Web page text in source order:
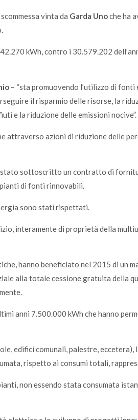
vinta da Garda Unoche ha
kWh, contro i 30.579.202
– “sta promuovendo l’utilizzo di
il risparmio delle risorse, la
e la riduzione delle emissioni nocive”.
attraverso azioni di riduzione delle
stato sottoscritto un contratto di
di fonti rinnovabili.
sono stati rispettati.
interamente di proprietà della
hanno beneficiato nel 2015 di un
alla totale cessione gratuita della
anni 7.500.000 kWh che hanno
edifici comunali, palestre, eccetera),
rispetto ai consumi totali,
non essendo stata consumata